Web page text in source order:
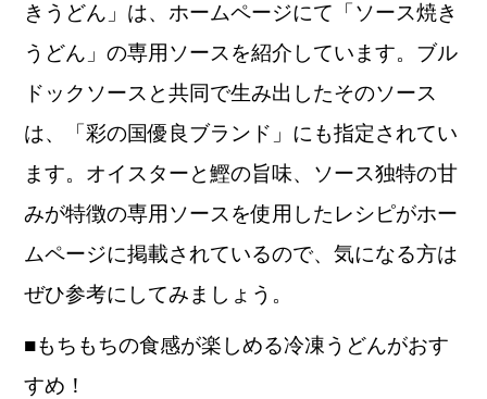
きうどん」は、ホームページにて「ソース焼き
うどん」の専用ソースを紹介しています。ブル
ドックソースと共同で生み出したそのソース
は、「彩の国優良ブランド」にも指定されてい
ます。オイスターと鰹の旨味、ソース独特の甘
みが特徴の専用ソースを使用したレシピがホー
ムページに掲載されているので、気になる方は
ぜひ参考にしてみましょう。
■もちもちの食感が楽しめる冷凍うどんがおす
すめ！